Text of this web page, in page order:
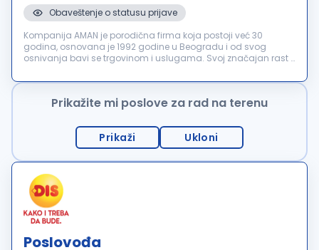
Obaveštenje o statusu prijave
Kompanija AMAN je porodična firma koja postoji već 30
godina, osnovana je 1992 godine u Beogradu i od svog
osnivanja bavi se trgovinom i uslugama. Svoj značajan rast i
otvaranjem i povećanjem broj...
Prikažite mi poslove za rad na terenu
Prikaži Ukloni
Poslovođa